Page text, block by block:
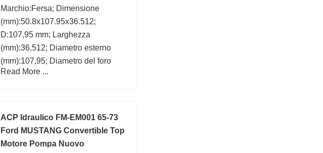
Marchio:Fersa; Dimensione
(mm):50.8x107.95x36.512;
D:107,95 mm; Larghezza
(mm):36,512; Diametro esterno
(mm):107,95; Diametro del foro
(mm):50,8; d:50,8 mm;
Read More ...
ACP Idraulico FM-EM001 65-73
Ford MUSTANG Convertible Top
Motore Pompa Nuovo